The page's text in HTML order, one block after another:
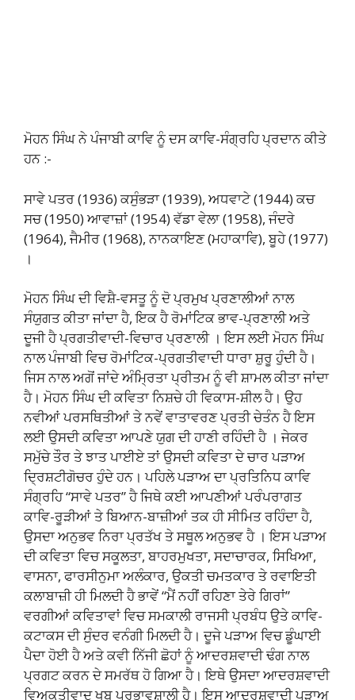
ਮੋਹਨ ਸਿੰਘ ਨੇ ਪੰਜਾਬੀ ਕਾਵਿ ਨੂੰ ਦਸ ਕਾਵਿ-ਸੰਗ੍ਰਹਿ ਪ੍ਰਦਾਨ ਕੀਤੇ
ਹਨ :-
ਸਾਵੇ ਪਤਰ (1936) ਕਸੁੰਭੜਾ (1939), ਅਧਵਾਟੇ (1944) ਕਚ
ਸਚ (1950) ਆਵਾਜ਼ਾਂ (1954) ਵੱਡਾ ਵੇਲਾ (1958), ਜੰਦਰੇ
(1964), ਜੈਮੀਰ (1968), ਨਾਨਕਾਇਣ (ਮਹਾਕਾਵਿ), ਬੂਹੇ (1977)
।
ਮੋਹਨ ਸਿੰਘ ਦੀ ਵਿਸ਼ੈ-ਵਸਤੂ ਨੂੰ ਦੋ ਪ੍ਰਮੁਖ ਪ੍ਰਣਾਲੀਆਂ ਨਾਲ
ਸੰਯੁਗਤ ਕੀਤਾ ਜਾਂਦਾ ਹੈ, ਇਕ ਹੈ ਰੋਮਾਂਟਿਕ ਭਾਵ-ਪ੍ਰਣਾਲੀ ਅਤੇ
ਦੂਜੀ ਹੈ ਪ੍ਰਗਤੀਵਾਦੀ-ਵਿਚਾਰ ਪ੍ਰਣਾਲੀ । ਇਸ ਲਈ ਮੋਹਨ ਸਿੰਘ
ਨਾਲ ਪੰਜਾਬੀ ਵਿਚ ਰੋਮਾਂਟਿਕ-ਪ੍ਰਗਤੀਵਾਦੀ ਧਾਰਾ ਸ਼ੁਰੂ ਹੁੰਦੀ ਹੈ।
ਜਿਸ ਨਾਲ ਅਗੋਂ ਜਾਂਦੇ ਅੰਮ੍ਰਿਤਾ ਪ੍ਰੀਤਮ ਨੂੰ ਵੀ ਸ਼ਾਮਲ ਕੀਤਾ ਜਾਂਦਾ
ਹੈ। ਮੋਹਨ ਸਿੰਘ ਦੀ ਕਵਿਤਾ ਨਿਸ਼ਚੇ ਹੀ ਵਿਕਾਸ-ਸ਼ੀਲ ਹੈ। ਉਹ
ਨਵੀਆਂ ਪਰਸਥਿਤੀਆਂ ਤੇ ਨਵੇਂ ਵਾਤਾਵਰਣ ਪ੍ਰਤੀ ਚੇਤੰਨ ਹੈ ਇਸ
ਲਈ ਉਸਦੀ ਕਵਿਤਾ ਆਪਣੇ ਯੁਗ ਦੀ ਹਾਣੀ ਰਹਿੰਦੀ ਹੈ । ਜੇਕਰ
ਸਮੁੱਚੇ ਤੌਰ ਤੇ ਝਾਤ ਪਾਈਏ ਤਾਂ ਉਸਦੀ ਕਵਿਤਾ ਦੇ ਚਾਰ ਪੜਾਅ
ਦ੍ਰਿਸ਼ਟੀਗੋਚਰ ਹੁੰਦੇ ਹਨ। ਪਹਿਲੇ ਪੜਾਅ ਦਾ ਪ੍ਰਤਿਨਿਧ ਕਾਵਿ
ਸੰਗ੍ਰਹਿ “ਸਾਵੇ ਪਤਰ” ਹੈ ਜਿਥੇ ਕਈ ਆਪਣੀਆਂ ਪਰੰਪਰਾਗਤ
ਕਾਵਿ-ਰੂੜੀਆਂ ਤੇ ਬਿਆਨ-ਬਾਜ਼ੀਆਂ ਤਕ ਹੀ ਸੀਮਿਤ ਰਹਿੰਦਾ ਹੈ,
ਉਸਦਾ ਅਨੁਭਵ ਨਿਰਾ ਪ੍ਰਤੱਖ ਤੇ ਸਥੂਲ ਅਨੁਭਵ ਹੈ । ਇਸ ਪੜਾਅ
ਦੀ ਕਵਿਤਾ ਵਿਚ ਸਕੂਲਤਾ, ਬਾਹਰਮੁਖਤਾ, ਸਦਾਚਾਰਕ, ਸਿਖਿਆ,
ਵਾਸਨਾ, ਫਾਰਸੀਨੁਮਾ ਅਲੰਕਾਰ, ਉਕਤੀ ਚਮਤਕਾਰ ਤੇ ਰਵਾਇਤੀ
ਕਲਾਬਾਜ਼ੀ ਹੀ ਮਿਲਦੀ ਹੈ ਭਾਵੇਂ “ਮੈਂ ਨਹੀਂ ਰਹਿਣਾ ਤੇਰੇ ਗਿਰਾਂ”
ਵਰਗੀਆਂ ਕਵਿਤਾਵਾਂ ਵਿਚ ਸਮਕਾਲੀ ਰਾਜਸੀ ਪ੍ਰਬੰਧ ਉਤੇ ਕਾਵਿ-
ਕਟਾਕਸ ਦੀ ਸੁੰਦਰ ਵਨੰਗੀ ਮਿਲਦੀ ਹੈ। ਦੂਜੇ ਪੜਾਅ ਵਿਚ ਡੂੰਘਾਈ
ਪੈਦਾ ਹੋਈ ਹੈ ਅਤੇ ਕਵੀ ਨਿੱਜੀ ਛੋਹਾਂ ਨੂੰ ਆਦਰਸ਼ਵਾਦੀ ਢੰਗ ਨਾਲ
ਪ੍ਰਗਟ ਕਰਨ ਦੇ ਸਮਰੱਥ ਹੋ ਗਿਆ ਹੈ। ਇਥੇ ਉਸਦਾ ਆਦਰਸ਼ਵਾਦੀ
ਵਿਅਕਤੀਵਾਦ ਖੂਬ ਪ੍ਰਭਾਵਸ਼ਾਲੀ ਹੈ। ਇਸ ਆਦਰਸ਼ਵਾਦੀ ਪੜਾਅ